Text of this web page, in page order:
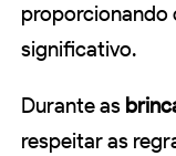
proporcionando
significativo.
Durante as
respeitar as